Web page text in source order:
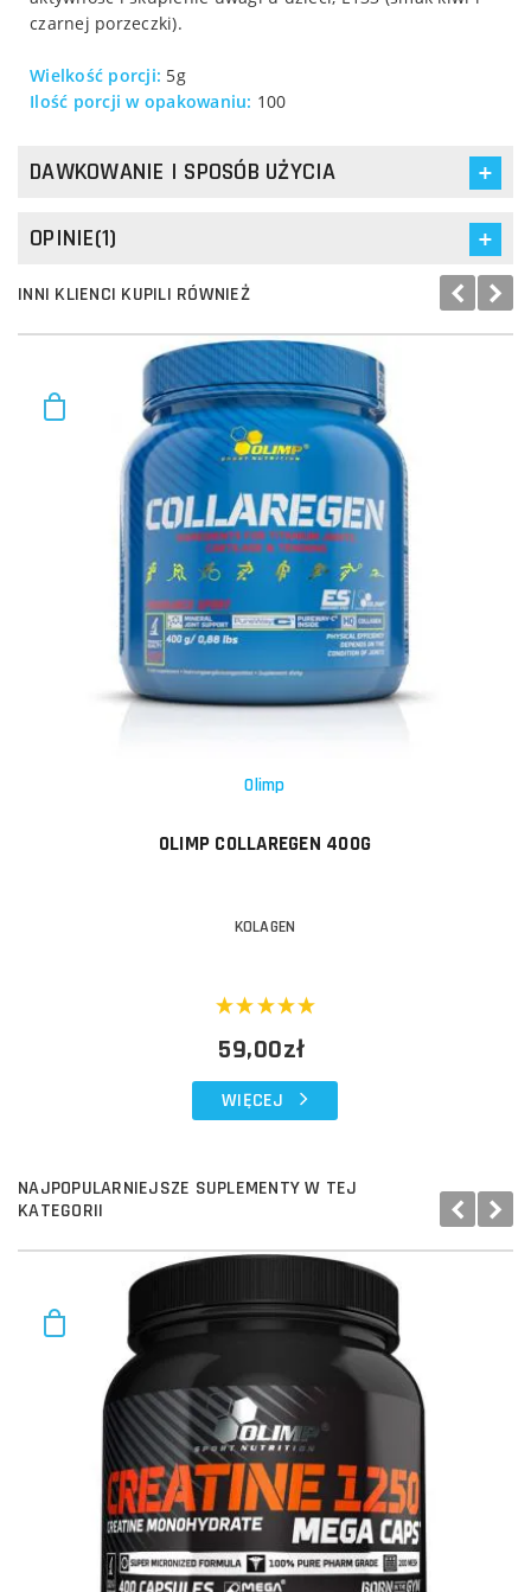
czarnej porzeczki).
Wielkość porcji: 5g
Ilość porcji w opakowaniu: 100
DAWKOWANIE I SPOSÓB UŻYCIA
OPINIE(1)
INNI KLIENCI KUPILI RÓWNIEŻ
Olimp
OLIMP COLLAREGEN 400G
KOLAGEN
59,00zł
WIĘCEJ
NAJPOPULARNIEJSZE SUPLEMENTY W TEJ
KATEGORII